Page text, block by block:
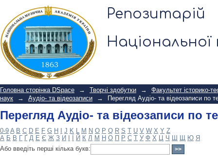
Репозитарій
Національної
Перегляд Аудіо- та відеозаписи по
Головна сторінка DSpace → Творчі здобутки →
Факультет історико-
наук
→ Аудіо- та відеозаписи → Перегляд Аудіо- та відеозаписи по
Перегляд Аудіо- та відеозаписи по
0-9 A B C D E F G H J K L M N O P Q R S T U V W X Y Z
А Б В Г Ґ Д Е Є Ж З И Й К Л М Н О П Р С Т У Ф Х Ц Ч Ш Щ Ю Я
Або введіть перші кілька букв: